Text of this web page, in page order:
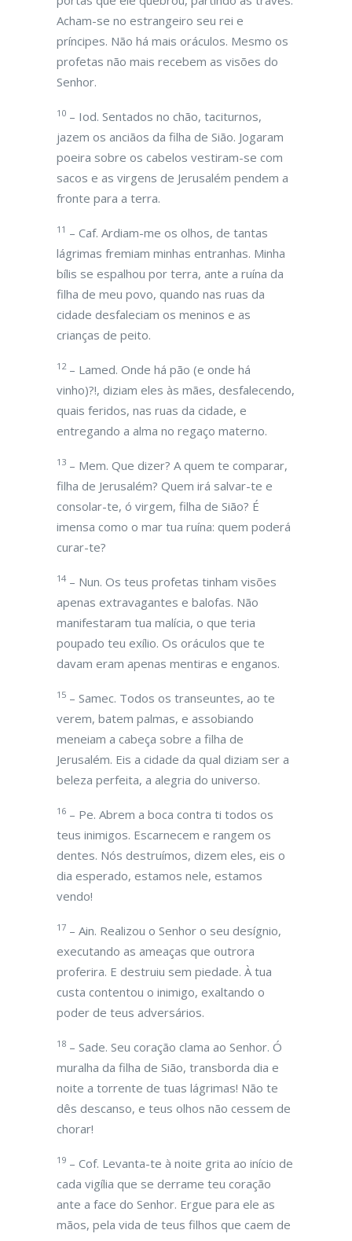
Acham-se no estrangeiro seu rei e
príncipes. Não há mais oráculos. Mesmo os
profetas não mais recebem as visões do
Senhor.
10 – Iod. Sentados no chão, taciturnos,
jazem os anciãos da filha de Sião. Jogaram
poeira sobre os cabelos vestiram-se com
sacos e as virgens de Jerusalém pendem a
fronte para a terra.
11 – Caf. Ardiam-me os olhos, de tantas
lágrimas fremiam minhas entranhas. Minha
bílis se espalhou por terra, ante a ruína da
filha de meu povo, quando nas ruas da
cidade desfaleciam os meninos e as
crianças de peito.
12– Lamed. Onde há pão (e onde há
vinho)?!, diziam eles às mães, desfalecendo,
quais feridos, nas ruas da cidade, e
entregando a alma no regaço materno.
13 – Mem. Que dizer? A quem te comparar,
filha de Jerusalém? Quem irá salvar-te e
consolar-te, ó virgem, filha de Sião? É
imensa como o mar tua ruína: quem poderá
curar-te?
14 – Nun. Os teus profetas tinham visões
apenas extravagantes e balofas. Não
manifestaram tua malícia, o que teria
poupado teu exílio. Os oráculos que te
davam eram apenas mentiras e enganos.
15 – Samec. Todos os transeuntes, ao te
verem, batem palmas, e assobiando
meneiam a cabeça sobre a filha de
Jerusalém. Eis a cidade da qual diziam ser a
beleza perfeita, a alegria do universo.
16 – Pe. Abrem a boca contra ti todos os
teus inimigos. Escarnecem e rangem os
dentes. Nós destruímos, dizem eles, eis o
dia esperado, estamos nele, estamos
vendo!
17 – Ain. Realizou o Senhor o seu desígnio,
executando as ameaças que outrora
proferira. E destruiu sem piedade. À tua
custa contentou o inimigo, exaltando o
poder de teus adversários.
18 – Sade. Seu coração clama ao Senhor. Ó
muralha da filha de Sião, transborda dia e
noite a torrente de tuas lágrimas! Não te
dês descanso, e teus olhos não cessem de
chorar!
19 – Cof. Levanta-te à noite grita ao início de
cada vigília que se derrame teu coração
ante a face do Senhor. Ergue para ele as
mãos, pela vida de teus filhos que caem de